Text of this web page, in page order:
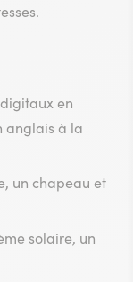
en
anglais à la
un chapeau et
solaire, un